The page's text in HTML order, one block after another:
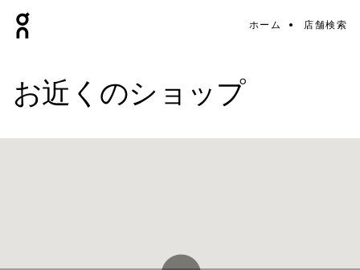
ホーム 店舗検索
お近くのショップ